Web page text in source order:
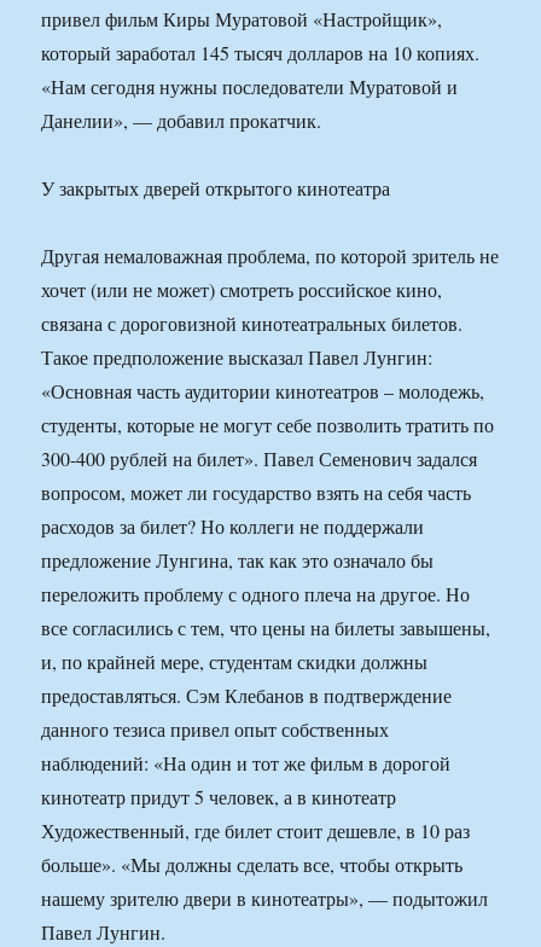
привел фильм Киры Муратовой «Настройщик»,
который заработал 145 тысяч долларов на 10 копиях.
«Нам сегодня нужны последователи Муратовой и
Данелии», — добавил прокатчик.
У закрытых дверей открытого кинотеатра
Другая немаловажная проблема, по которой зритель не
хочет (или не может) смотреть российское кино,
связана с дороговизной кинотеатральных билетов.
Такое предположение высказал Павел Лунгин:
«Основная часть аудитории кинотеатров – молодежь,
студенты, которые не могут себе позволить тратить по
300-400 рублей на билет». Павел Семенович задался
вопросом, может ли государство взять на себя часть
расходов за билет? Но коллеги не поддержали
предложение Лунгина, так как это означало бы
переложить проблему с одного плеча на другое. Но
все согласились с тем, что цены на билеты завышены,
и, по крайней мере, студентам скидки должны
предоставляться. Сэм Клебанов в подтверждение
данного тезиса привел опыт собственных
наблюдений: «На один и тот же фильм в дорогой
кинотеатр придут 5 человек, а в кинотеатр
Художественный, где билет стоит дешевле, в 10 раз
больше». «Мы должны сделать все, чтобы открыть
нашему зрителю двери в кинотеатры», — подытожил
Павел Лунгин.